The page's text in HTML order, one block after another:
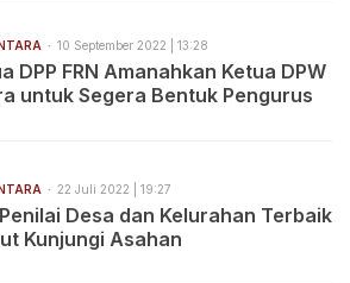
10 September 2022 | 13:28
DPP FRN Amanahkan Ketua DPW
untuk Segera Bentuk Pengurus
22 Juli 2022 | 19:27
Desa dan Kelurahan Terbaik
Kunjungi Asahan